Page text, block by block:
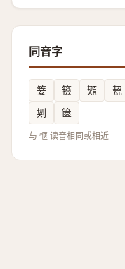
同音字
䈉 籡 䫔 㼤
㓶
篋
与 愜 读音相同或相近